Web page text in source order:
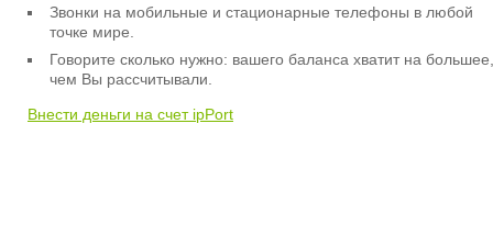
Звонки на мобильные и стационарные телефоны в любой
точке мире.
Говорите сколько нужно: вашего баланса хватит на большее,
чем Вы рассчитывали.
Внести деньги на счет ipPort